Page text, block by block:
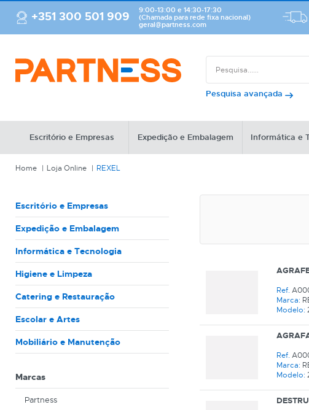
+351 300 501 909
9:00-13:00 e 14:30-17:30
(Chamada para rede fixa nacional)
geral@partness.com
Pesquisa avançada
Escritório e Empresas Expedição e Embalagem Informática e
Home Loja Online REXEL
Escritório e Empresas
Expedição e Embalagem
Informática e Tecnologia
Higiene e Limpeza
Catering e Restauração
Escolar e Artes
Mobiliário e Manutenção
Marcas
Partness
Ref.
Marca:
Modelo:
Ref.
Marca:
Modelo: